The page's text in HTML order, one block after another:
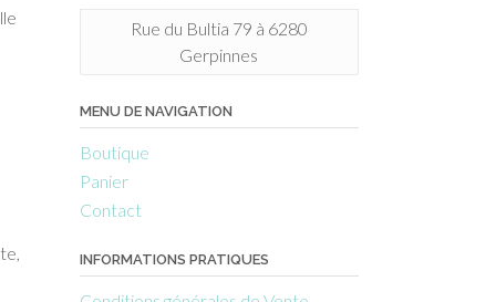
Rue du Bultia 79 à 6280
Gerpinnes
MENU DE NAVIGATION
Boutique
Panier
Contact
INFORMATIONS PRATIQUES